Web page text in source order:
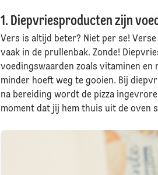
1. Diepvriesproducten zijn
Vers is altijd beter? Niet per se!
vaak in de prullenbak. Zonde!
voedingswaarden zoals vitaminen en
minder hoeft weg te gooien. Bij
na bereiding wordt de pizza
moment dat jij hem thuis uit de oven